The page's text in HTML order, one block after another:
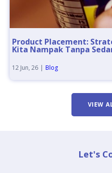
Product Placement:
Kita Nampak Tanpa
12 Jun, 26 | Blog
VIEW
Let's